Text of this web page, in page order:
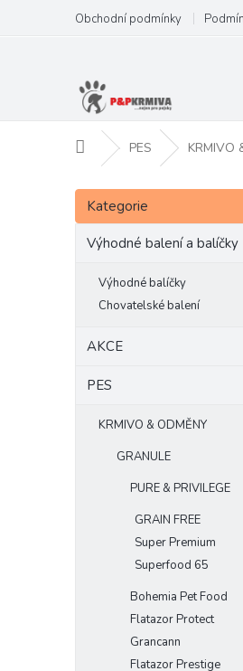
obsah
Obchodní podmínky
Domů PES KRMIVO
P
s
Přeskočit
kategorie
Kategorie
Výhodné balení a balíčky
Výhodné balíčky
Chovatelské balení
AKCE
PES
KRMIVO & ODMĚNY
GRANULE
PURE & PRIVILEGE
GRAIN FREE
Super Premium
Superfood 65
Bohemia Pet Food
Flatazor Protect
Grancann
Flatazor Prestige